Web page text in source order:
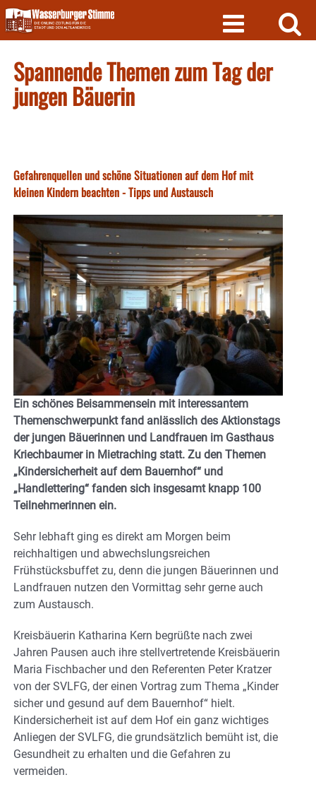
Skip
to
content
Spannende Themen zum Tag der
jungen Bäuerin
Gefahrenquellen und schöne Situationen auf dem Hof mit
kleinen Kindern beachten - Tipps und Austausch
Ein schönes Beisammensein mit interessantem
Themenschwerpunkt fand anlässlich des Aktionstags
der jungen Bäuerinnen und Landfrauen im Gasthaus
Kriechbaumer in Mietraching statt. Zu den Themen
„Kindersicherheit auf dem Bauernhof“ und
„Handlettering“ fanden sich insgesamt knapp 100
Teilnehmerinnen ein.
Sehr lebhaft ging es direkt am Morgen beim
reichhaltigen und abwechslungsreichen
Frühstücksbuffet zu, denn die jungen Bäuerinnen und
Landfrauen nutzen den Vormittag sehr gerne auch
zum Austausch.
Kreisbäuerin Katharina Kern begrüßte nach zwei
Jahren Pausen auch ihre stellvertretende Kreisbäuerin
Maria Fischbacher und den Referenten Peter Kratzer
von der SVLFG, der einen Vortrag zum Thema „Kinder
sicher und gesund auf dem Bauernhof“ hielt.
Kindersicherheit ist auf dem Hof ein ganz wichtiges
Anliegen der SVLFG, die grundsätzlich bemüht ist, die
Gesundheit zu erhalten und die Gefahren zu
vermeiden.